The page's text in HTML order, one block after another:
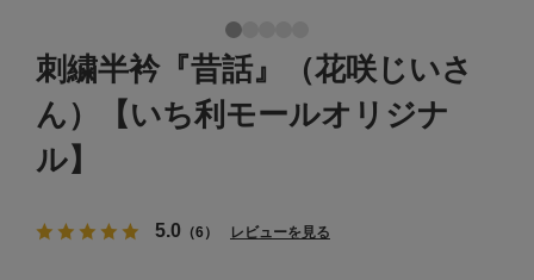
刺繍半衿『昔話』（花咲じいさ
ん）【いち利モールオリジナ
ル】
5.0 （6） レビューを見る